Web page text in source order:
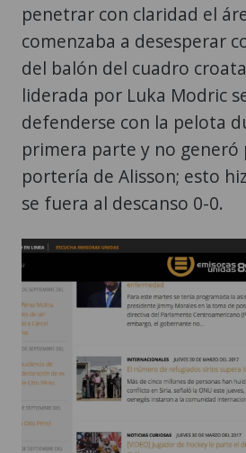
penetrar con claridad el
comenzaba a desesperar
del balón del cuadro
liderada por Luka Modric
defenderse con la pelota
primera parte y no generó
portería de Alisson; esto
se fuera al descanso 0-0.